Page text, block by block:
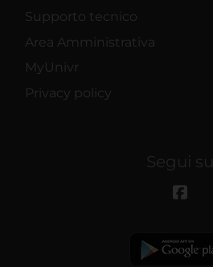
Supporto tecnico
Area Amministrativa
MyUnivr
Privacy policy
Segui su